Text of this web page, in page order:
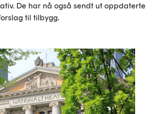
De har nå også sendt ut oppdaterte
til tilbygg.